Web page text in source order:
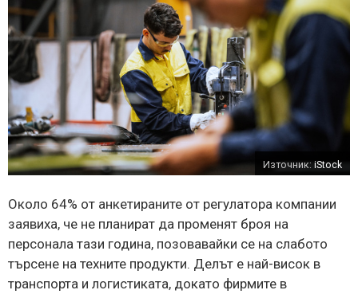
Източник: iStock
Около 64% ​​от анкетираните от регулатора компании
заявиха, че не планират да променят броя на
персонала тази година, позовавайки се на слабото
търсене на техните продукти. Делът е най-висок в
транспорта и логистиката, докато фирмите в